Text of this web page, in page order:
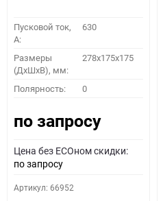
Пусковой ток,
A:
630
Размеры
(ДхШхВ), мм:
278x175x175
Полярность: 0
по запросу
Цена без ECOном скидки:
по запросу
Артикул: 66952